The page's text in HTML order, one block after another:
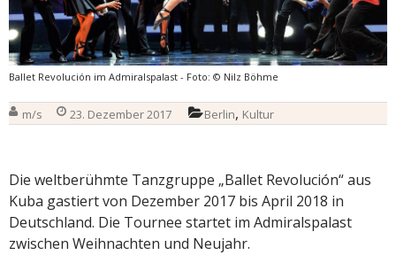
Ballet Revolución im Admiralspalast - Foto: © Nilz Böhme
m/s 23. Dezember 2017 Berlin, Kultur
Die weltberühmte Tanzgruppe „Ballet Revolución“ aus
Kuba gastiert von Dezember 2017 bis April 2018 in
Deutschland. Die Tournee startet im Admiralspalast
zwischen Weihnachten und Neujahr.